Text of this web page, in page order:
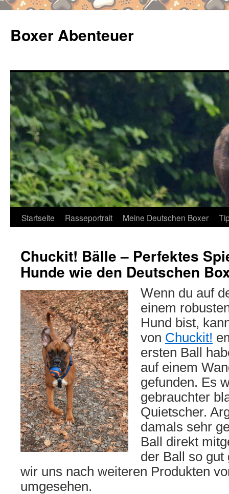
springen
Boxer Abenteuer
Startseite Rasseportrait Meine Deutschen Boxer
Chuckit! Bälle – Perfektes
Hunde wie den Deutschen
Wenn du auf
einem
Hund bist,
von Chuckit!
ersten Ball
auf einem
gefunden. Es
gebrauchter
Quietscher.
damals sehr
Ball direkt
der Ball so gut
wir uns nach weiteren Produkten
umgesehen.